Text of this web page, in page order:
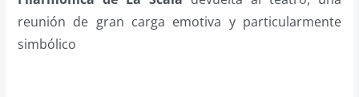
reunión de gran carga emotiva y particularmente
simbólico